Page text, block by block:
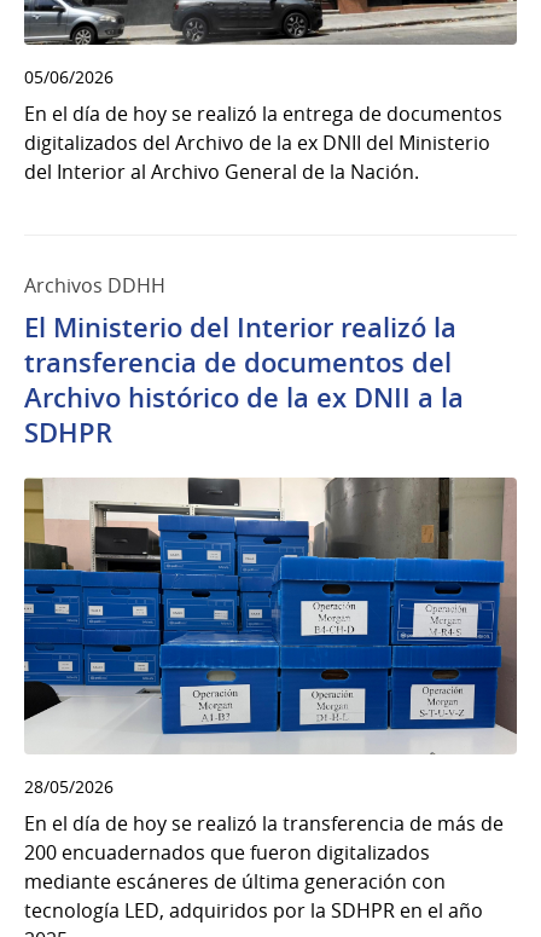
05/06/2026
En el día de hoy se realizó la entrega de documentos
digitalizados del Archivo de la ex DNII del Ministerio
del Interior al Archivo General de la Nación.
Archivos DDHH
El Ministerio del Interior realizó la
transferencia de documentos del
Archivo histórico de la ex DNII a la
SDHPR
28/05/2026
En el día de hoy se realizó la transferencia de más de
200 encuadernados que fueron digitalizados
mediante escáneres de última generación con
tecnología LED, adquiridos por la SDHPR en el año